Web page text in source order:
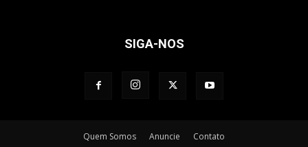
SIGA-NOS
Quem Somos Anuncie Contato